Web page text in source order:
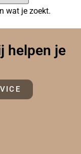
wat je zoekt.
helpen je